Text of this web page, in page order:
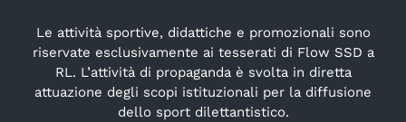
Le attività sportive, didattiche e promozionali sono
riservate esclusivamente ai tesserati di Flow SSD a
RL. L’attività di propaganda è svolta in diretta
attuazione degli scopi istituzionali per la diffusione
dello sport dilettantistico.